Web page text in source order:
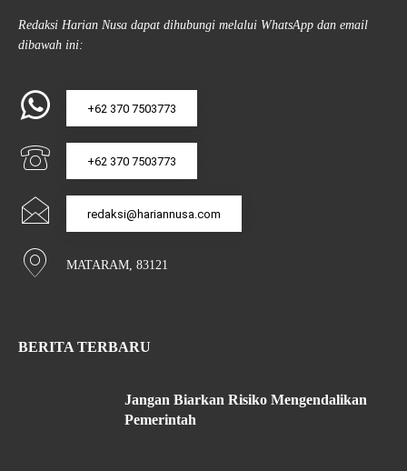
Redaksi Harian Nusa dapat dihubungi melalui WhatsApp dan email
dibawah ini:
+62 370 7503773
+62 370 7503773
redaksi@hariannusa.com
MATARAM, 83121
BERITA TERBARU
Jangan Biarkan Risiko Mengendalikan
Pemerintah